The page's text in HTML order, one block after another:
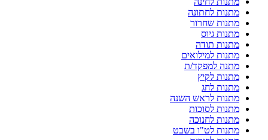
מתנות לחתונה
מתנות שחרור
מתנות גיוס
מתנות תודה
מתנות למילואים
מתנה למפקד/ת
מתנות לקיץ
מתנות לחג
מתנות לראש השנה
מתנות לסוכות
מתנות לחנוכה
מתנות לט"ו בשבט